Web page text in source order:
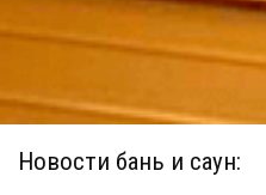
Новости бань и саун: